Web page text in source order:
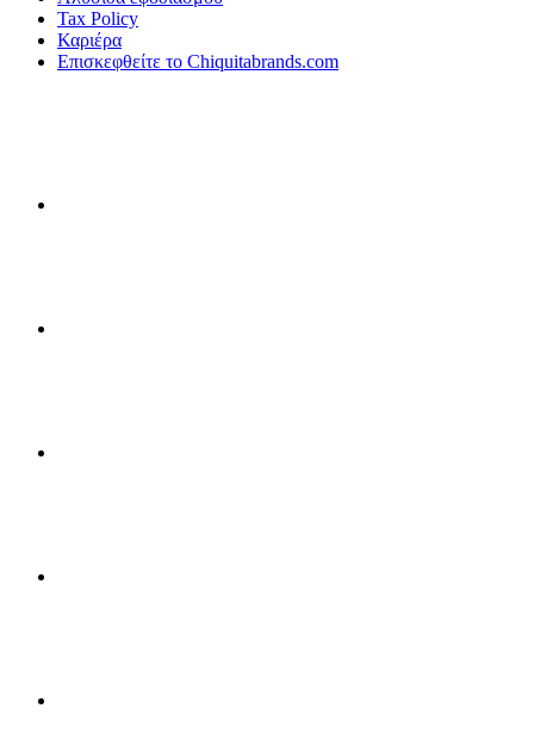
Tax Policy
Καριέρα
Επισκεφθείτε το Chiquitabrands.com